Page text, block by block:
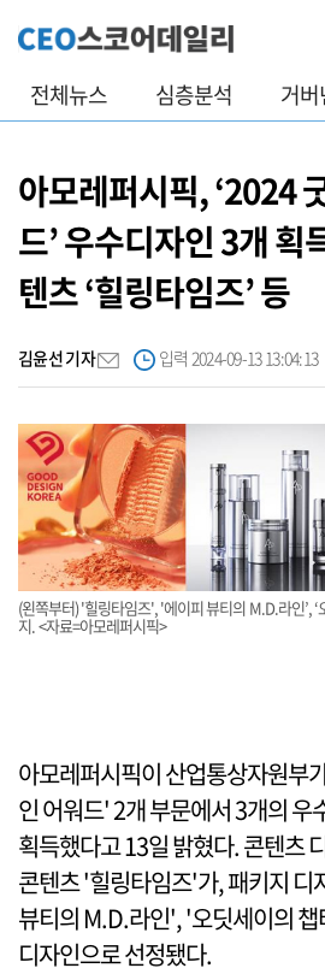
전체뉴스 심층분석 거
아모레퍼시픽, ‘2024
드’ 우수디자인 3개
텐츠 ‘힐링타임즈’ 등
김윤선 기자 입력 2024-09-13 13:04:13
(왼쪽부터) '힐링타임즈', '에이피 뷰티의 M.D.라인’,
지. <자료=아모레퍼시픽>
아모레퍼시픽이 산업통상자원부
인 어워드' 2개 부문에서 3개의
획득했다고 13일 밝혔다. 콘텐츠
콘텐츠 '힐링타임즈'가, 패키지 디
뷰티의 M.D.라인', '오딧세이의
디자인으로 선정됐다.